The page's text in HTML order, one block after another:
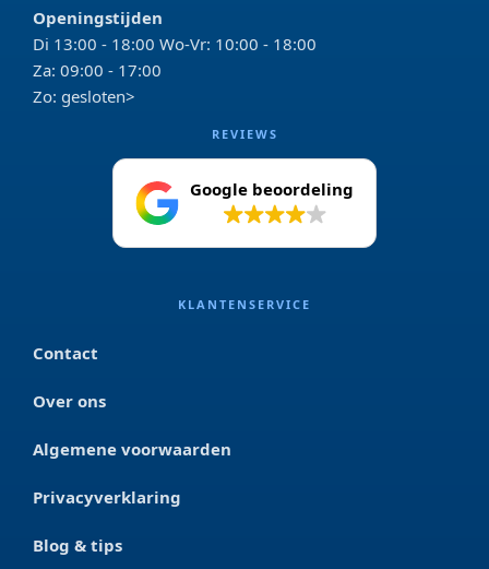
Openingstijden
Di 13:00 - 18:00 Wo-Vr: 10:00 - 18:00
Za: 09:00 - 17:00
Zo: gesloten>
REVIEWS
Google beoordeling
KLANTENSERVICE
Contact
Over ons
Algemene voorwaarden
Privacyverklaring
Blog & tips